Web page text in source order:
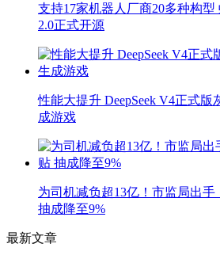
支持17家机器人厂商20多种构
2.0正式开源
性能大提升 DeepSeek V4正式
成游戏
为司机减负超13亿！市监局出
抽成降至9%
最新文章